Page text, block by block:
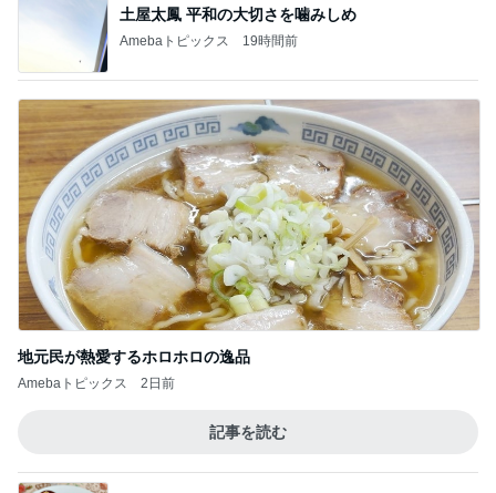
土屋太鳳 平和の大切さを噛みしめ
Amebaトピックス 19時間前
地元民が熱愛するホロホロの逸品
Amebaトピックス 2日前
記事を読む